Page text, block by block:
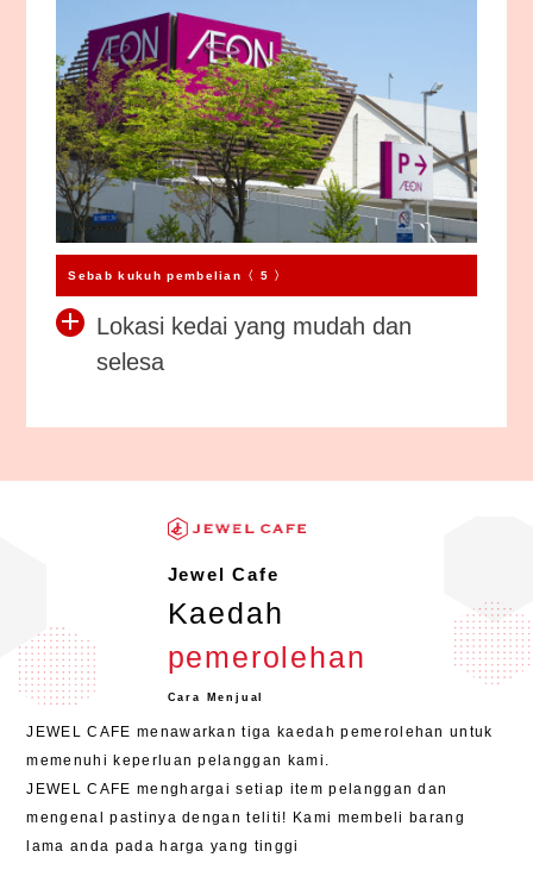
Sebab kukuh pembelian〈 5 〉
Lokasi kedai yang mudah dan
selesa
Jewel Cafe
Kaedah
pemerolehan
Cara Menjual
JEWEL CAFE menawarkan tiga kaedah pemerolehan untuk
memenuhi keperluan pelanggan kami.
JEWEL CAFE menghargai setiap item pelanggan dan
mengenal pastinya dengan teliti! Kami membeli barang
lama anda pada harga yang tinggi